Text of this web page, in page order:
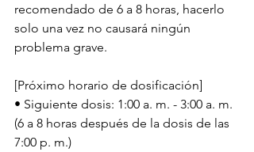
recomendado de 6 a 8 horas, hacerlo
solo una vez no causará ningún
problema grave.
[Próximo horario de dosificación]
• Siguiente dosis: 1:00 a. m. - 3:00 a. m.
(6 a 8 horas después de la dosis de las
7:00 p. m.)